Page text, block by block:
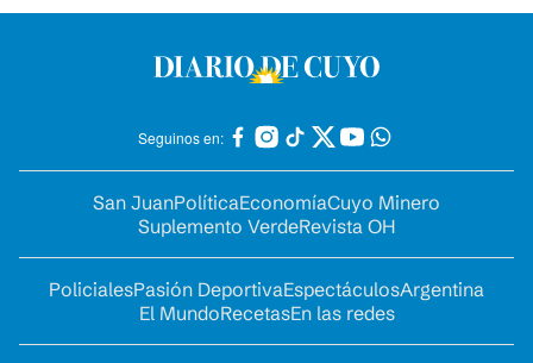
Seguinos en:
San JuanPolíticaEconomíaCuyo Minero
Suplemento VerdeRevista OH
PolicialesPasión DeportivaEspectáculosArgentina
El MundoRecetasEn las redes